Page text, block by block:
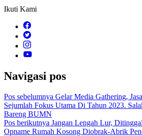
Ikuti Kami
Navigasi pos
Pos sebelumnya Gelar Media Gathering,
Sejumlah Fokus Utama Di Tahun 2023.
Bareng BUMN
Pos berikutnya Jangan Lengah Lur,
Opname Rumah Kosong Diobrak-Abrik